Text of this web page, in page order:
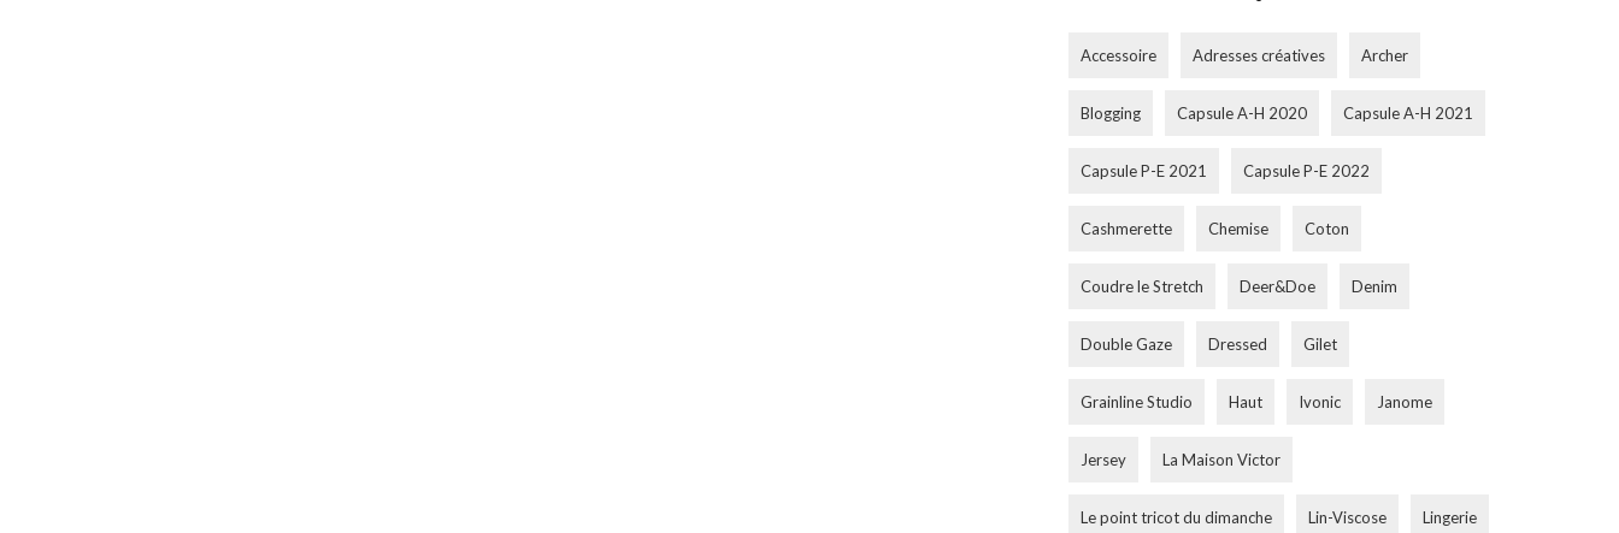
Accessoire Adresses créatives Archer
Blogging Capsule A-H 2020 Capsule A-H 2021
Capsule P-E 2021 Capsule P-E 2022
Cashmerette Chemise Coton
Coudre le Stretch Deer&Doe Denim
Double Gaze Dressed Gilet
Grainline Studio Haut Ivonic Janome
Jersey La Maison Victor
Le point tricot du dimanche Lin-Viscose Lingerie